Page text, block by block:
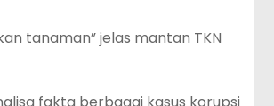
tanaman” jelas mantan TKN